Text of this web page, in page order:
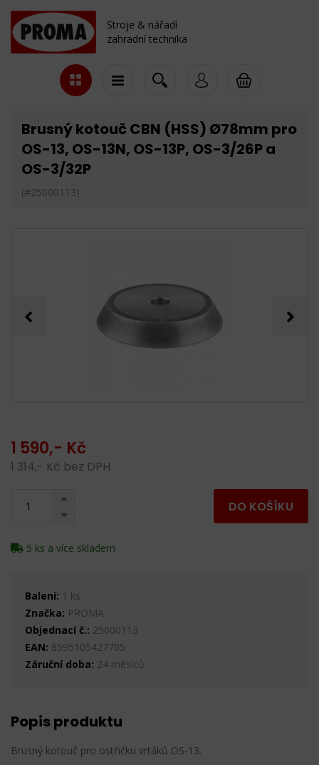
Stroje & nářadí
zahradní technika
Brusný kotouč CBN (HSS) Ø78mm pro
OS-13, OS-13N, OS-13P, OS-3/26P a
OS-3/32P
(#25000113)
1 590,- Kč
1 314,- Kč bez DPH
DO KOŠÍKU
5 ks a více skladem
Balení: 1 ks
Značka: PROMA
Objednací č.: 25000113
EAN: 8595105427705
Záruční doba: 24 měsíců
Popis produktu
Brusný kotouč pro ostřičku vrtáků OS-13.